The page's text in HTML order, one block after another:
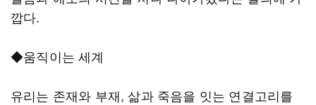
깝다.
◆움직이는 세계
유리는 존재와 부재, 삶과 죽음을 잇는 연결고리를